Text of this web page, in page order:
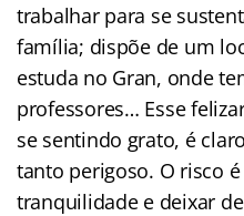
trabalhar para se
família; dispõe de um
estuda no Gran, onde
professores… Esse
se sentindo grato, é
tanto perigoso. O risco
tranquilidade e deixar